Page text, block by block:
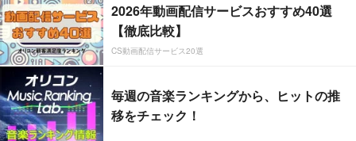
2026年動画配信サービスおすすめ40選
【徹底比較】
CS動画配信サービス20選
毎週の音楽ランキングから、ヒットの推
移をチェック！